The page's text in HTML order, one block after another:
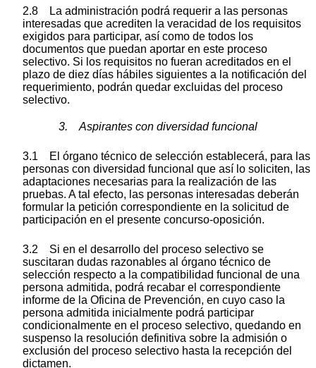
2.8 La administración podrá requerir a las personas
interesadas que acrediten la veracidad de los requisitos
exigidos para participar, así como de todos los
documentos que puedan aportar en este proceso
selectivo. Si los requisitos no fueran acreditados en el
plazo de diez días hábiles siguientes a la notificación del
requerimiento, podrán quedar excluidas del proceso
selectivo.
3. Aspirantes con diversidad funcional
3.1 El órgano técnico de selección establecerá, para las
personas con diversidad funcional que así lo soliciten, las
adaptaciones necesarias para la realización de las
pruebas. A tal efecto, las personas interesadas deberán
formular la petición correspondiente en la solicitud de
participación en el presente concurso-oposición.
3.2 Si en el desarrollo del proceso selectivo se
suscitaran dudas razonables al órgano técnico de
selección respecto a la compatibilidad funcional de una
persona admitida, podrá recabar el correspondiente
informe de la Oficina de Prevención, en cuyo caso la
persona admitida inicialmente podrá participar
condicionalmente en el proceso selectivo, quedando en
suspenso la resolución definitiva sobre la admisión o
exclusión del proceso selectivo hasta la recepción del
dictamen.